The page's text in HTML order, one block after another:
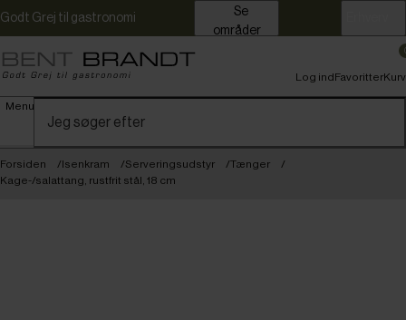
Godt Grej til gastronomi
områder
Menu
Log indFavoritterKurv
Forsiden Isenkram Serveringsudstyr
Tænger
Kage-/salattang, rustfrit stål, 18 cm